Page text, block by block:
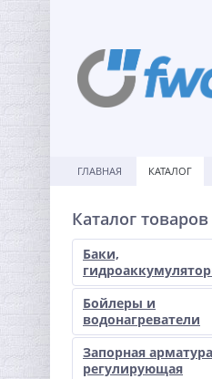
ГЛАВНАЯ КАТАЛОГ
Каталог товаров
Баки,
Бойлеры и
водонагреватели
Запорная
регулирующая